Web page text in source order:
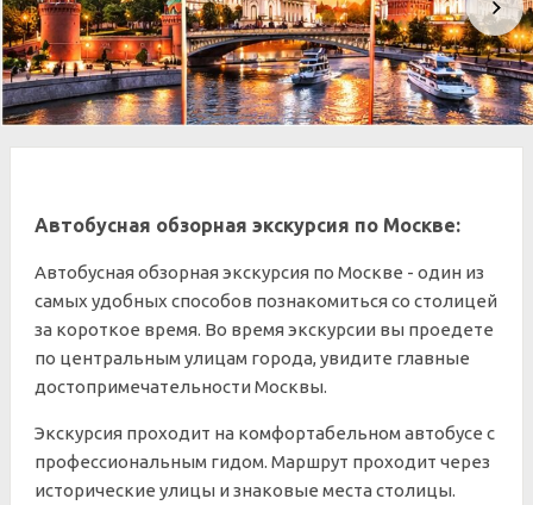
Автобусная обзорная экскурсия по Москве:
Автобусная обзорная экскурсия по Москве - один из
самых удобных способов познакомиться со столицей
за короткое время. Во время экскурсии вы проедете
по центральным улицам города, увидите главные
достопримечательности Москвы.
Экскурсия проходит на комфортабельном автобусе с
профессиональным гидом. Маршрут проходит через
исторические улицы и знаковые места столицы.